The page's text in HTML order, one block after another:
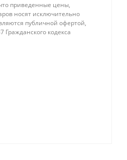
приведенные цены,
носят исключительно
публичной офертой,
Гражданского кодекса